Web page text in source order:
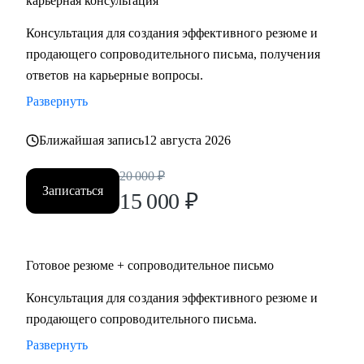
сферах:
• Продаж и работы с клиентами (B2B, B2C, B2G, E-
commerce)
• Финансов
• Образования/Ed-tech
• Маркетинга
• Закупок/Логистики.
Консультация для создания эффективного резюме и
продающего сопроводительного письма, получения
ответов на карьерные вопросы.
Развернуть
Ближайшая запись12 августа 2026
Записаться
20 000 ₽
15 000 ₽
Готовое резюме + сопроводительное письмо
Консультация для создания эффективного резюме и
продающего сопроводительного письма.
Развернуть